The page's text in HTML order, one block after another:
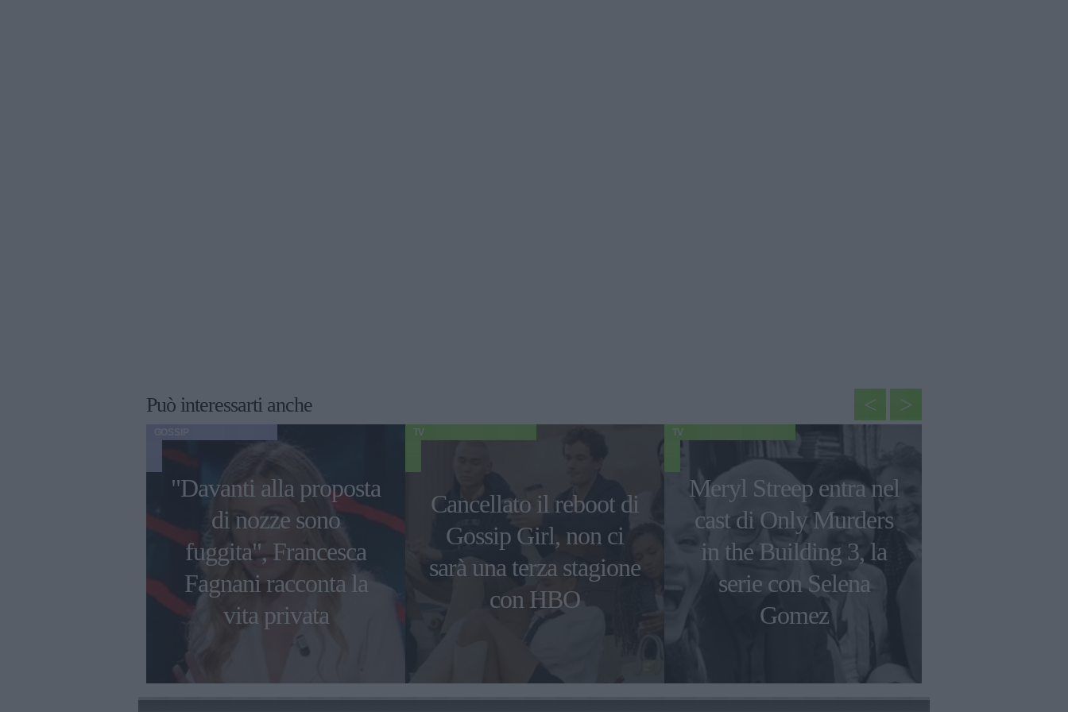
Può interessarti anche
"Davanti alla proposta
di nozze sono
fuggita", Francesca
Fagnani racconta la
vita privata
TV
Cancellato il reboot di
Gossip Girl, non ci
sarà una terza stagione
con HBO
TV
Meryl Streep entra nel
cast di Only Murders
in the Building 3, la
serie con Selena
Gomez